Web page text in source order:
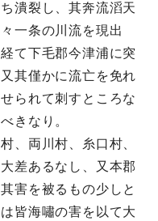
潰裂し、其奔流滔天
一条の川流を現出
て下毛郡今津浦に突
其僅かに流亡を免れ
られて刺すところな
きなり。
、両川村、糸口村、
差あるなし、又本郡
害を被るもの少しと
皆海嘯の害を以て大